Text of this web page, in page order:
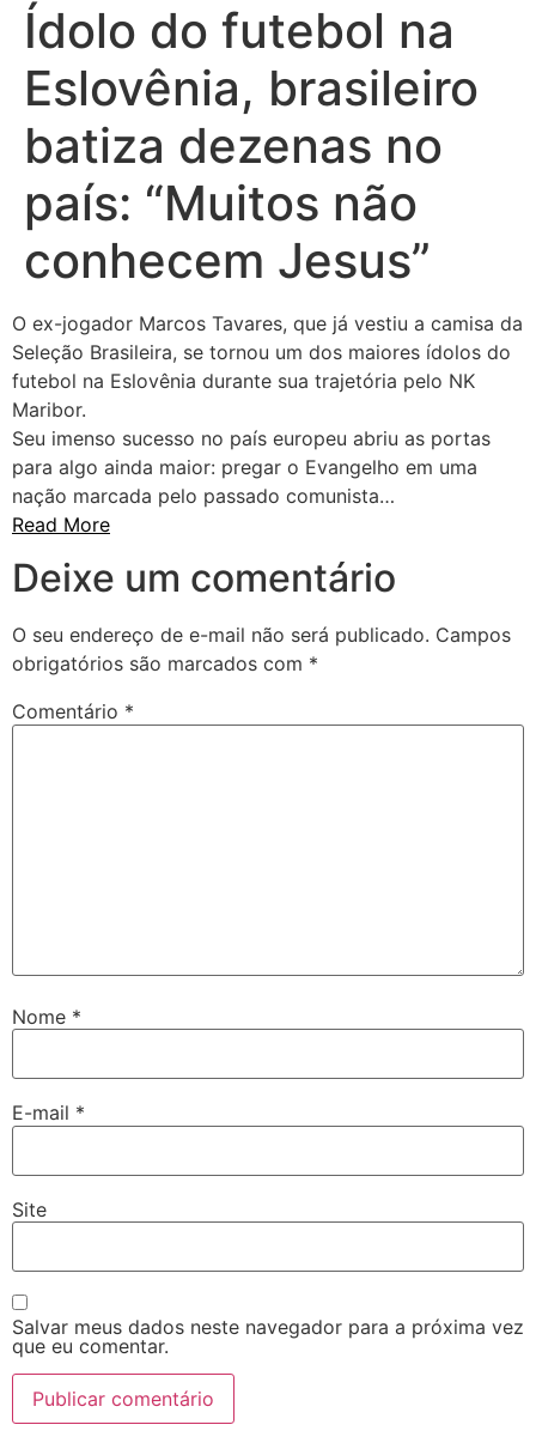
Ídolo do futebol na
Eslovênia, brasileiro
batiza dezenas no
país: “Muitos não
conhecem Jesus”
O ex-jogador Marcos Tavares, que já vestiu a camisa da
Seleção Brasileira, se tornou um dos maiores ídolos do
futebol na Eslovênia durante sua trajetória pelo NK
Maribor.
Seu imenso sucesso no país europeu abriu as portas
para algo ainda maior: pregar o Evangelho em uma
nação marcada pelo passado comunista…
Read More
Deixe um comentário
O seu endereço de e-mail não será publicado. Campos
obrigatórios são marcados com *
Comentário *
Nome *
E-mail *
Site
Salvar meus dados neste navegador para a próxima vez
que eu comentar.